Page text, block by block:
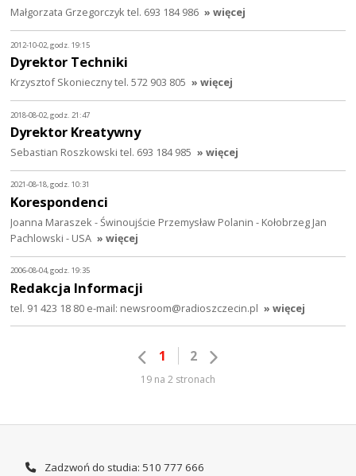
Małgorzata Grzegorczyk tel. 693 184 986 » więcej
2012-10-02, godz. 19:15
Dyrektor Techniki
Krzysztof Skonieczny tel. 572 903 805 » więcej
2018-08-02, godz. 21:47
Dyrektor Kreatywny
Sebastian Roszkowski tel. 693 184 985 » więcej
2021-08-18, godz. 10:31
Korespondenci
Joanna Maraszek - Świnoujście Przemysław Polanin - Kołobrzeg Jan
Pachlowski - USA » więcej
2006-08-04, godz. 19:35
Redakcja Informacji
tel. 91 423 18 80 e-mail: newsroom@radioszczecin.pl » więcej
1 2
19 na 2 stronach
Zadzwoń do studia: 510 777 666